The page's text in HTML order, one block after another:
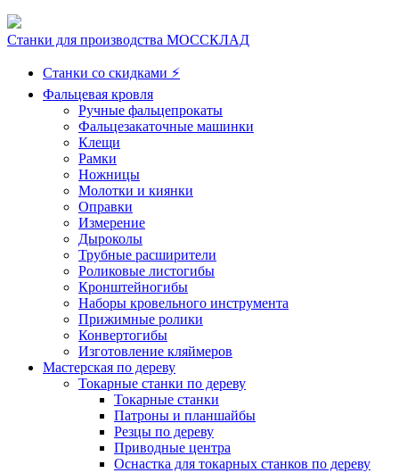
Станки для производства МОССКЛАД
Станки со скидками ⚡
Фальцевая кровля
Ручные фальцепрокаты
Фальцезакаточные машинки
Клещи
Рамки
Ножницы
Молотки и киянки
Оправки
Измерение
Дыроколы
Трубные расширители
Роликовые листогибы
Кронштейногибы
Наборы кровельного инструмента
Прижимные ролики
Конвертогибы
Изготовление кляймеров
Мастерская по дереву
Токарные станки по дереву
Токарные станки
Патроны и планшайбы
Резцы по дереву
Приводные центра
Оснастка для токарных станков по дереву